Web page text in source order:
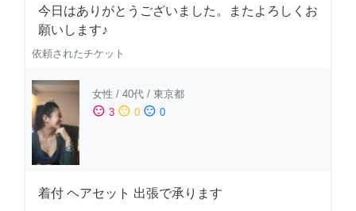
今日はありがとうございました。またよろしくお
願いします♪
依頼されたチケット
女性 / 40代 / 東京都
sentiment_satisfied 3 sentiment_neutral 0 sentiment_dissatisfied 0
着付 ヘアセット 出張で承ります